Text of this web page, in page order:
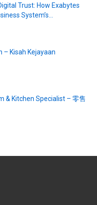
Trust: How Exabytes
System’s...
– Kisah Kejayaan
& Kitchen Specialist – 零售